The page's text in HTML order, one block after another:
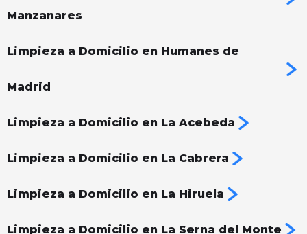
Manzanares
Limpieza a Domicilio en Humanes de
Madrid
Limpieza a Domicilio en La Acebeda
Limpieza a Domicilio en La Cabrera
Limpieza a Domicilio en La Hiruela
Limpieza a Domicilio en La Serna del Monte